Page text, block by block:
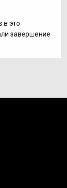
в это
завершение